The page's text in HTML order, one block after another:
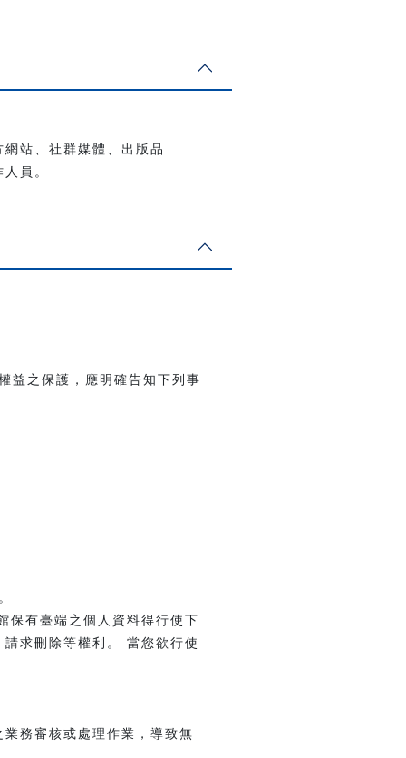
站、社群媒體、出版品
員。
益之保護，應明確告知下列事
保有臺端之個人資料得行使下
求刪除等權利。 當您欲行使
務審核或處理作業，導致無